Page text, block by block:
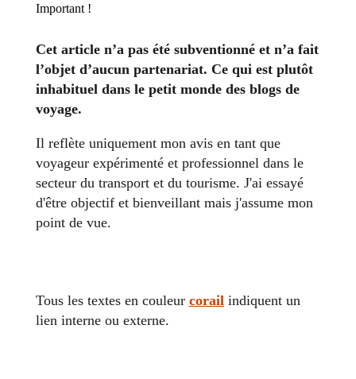
Important !
Cet article n’a pas été subventionné et n’a fait
l’objet d’aucun partenariat. Ce qui est plutôt
inhabituel dans le petit monde des blogs de
voyage.
Il reflète uniquement mon avis en tant que
voyageur expérimenté et professionnel dans le
secteur du transport et du tourisme. J'ai essayé
d'être objectif et bienveillant mais j'assume mon
point de vue.
Tous les textes en couleur corailindiquent un
lien interne ou externe.